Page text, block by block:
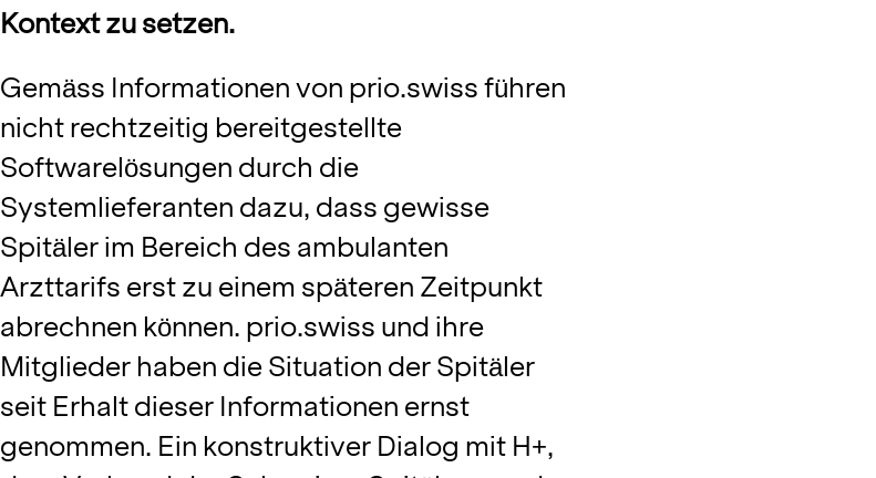
Kontext zu setzen.
Gemäss Informationen von prio.swiss führen
nicht rechtzeitig bereitgestellte
Softwarelösungen durch die
Systemlieferanten dazu, dass gewisse
Spitäler im Bereich des ambulanten
Arzttarifs erst zu einem späteren Zeitpunkt
abrechnen können. prio.swiss und ihre
Mitglieder haben die Situation der Spitäler
seit Erhalt dieser Informationen ernst
genommen. Ein konstruktiver Dialog mit H+,